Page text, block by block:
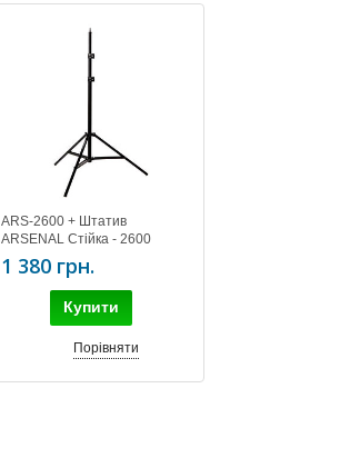
ARS-2600 + Штатив
ARSENAL Стійка - 2600
black (113-260 см)
1 380 грн.
Купити
Порівняти